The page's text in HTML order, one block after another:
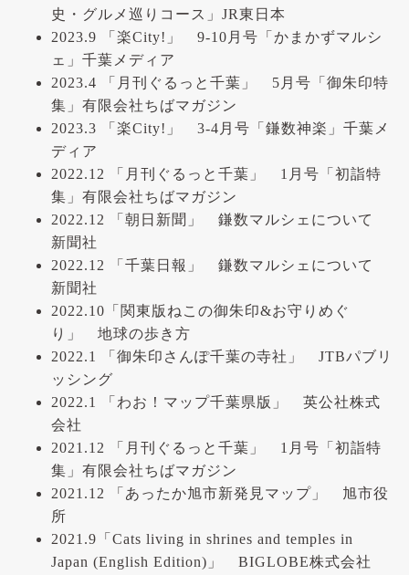
史・グルメ巡りコース」JR東日本
2023.9 「楽City!」 9-10月号「かまかずマルシ
ェ」千葉メディア
2023.4 「月刊ぐるっと千葉」 5月号「御朱印特
集」有限会社ちばマガジン
2023.3 「楽City!」 3-4月号「鎌数神楽」千葉メ
ディア
2022.12 「月刊ぐるっと千葉」 1月号「初詣特
集」有限会社ちばマガジン
2022.12 「朝日新聞」 鎌数マルシェについて
新聞社
2022.12 「千葉日報」 鎌数マルシェについて
新聞社
2022.10「関東版ねこの御朱印&お守りめぐ
り」 地球の歩き方
2022.1 「御朱印さんぽ千葉の寺社」 JTBパブリ
ッシング
2022.1 「わお！マップ千葉県版」 英公社株式
会社
2021.12 「月刊ぐるっと千葉」 1月号「初詣特
集」有限会社ちばマガジン
2021.12 「あったか旭市新発見マップ」 旭市役
所
2021.9「Cats living in shrines and temples in
Japan (English Edition)」 BIGLOBE株式会社